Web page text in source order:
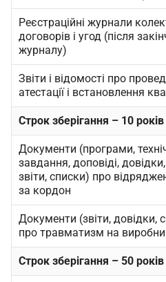
Реєстраційні журнали
договорів і угод (після
журналу)
Звіти і відомості про
атестації і встановлення
Строк зберігання – 10 років
Документи (програми,
завдання, доповіді, довідки,
звіти, списки) про
за кордон
Документи (звіти, довідки,
про травматизм на
Строк зберігання – 50 років